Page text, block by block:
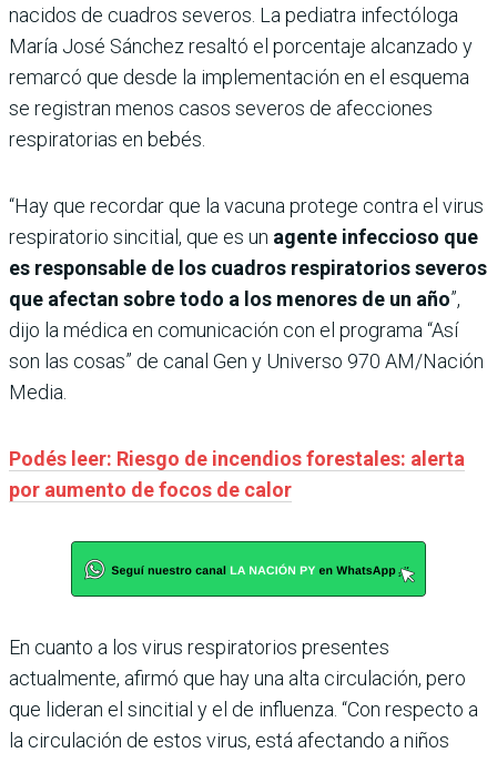
nacidos de cuadros severos. La pediatra infectóloga
María José Sánchez resaltó el porcentaje alcanzado y
remarcó que desde la implementación en el esquema
se registran menos casos severos de afecciones
respiratorias en bebés.
“Hay que recordar que la vacuna protege contra el virus
respiratorio sincitial, que es un agente infeccioso que
es responsable de los cuadros respiratorios severos
que afectan sobre todo a los menores de un año”,
dijo la médica en comunicación con el programa “Así
son las cosas” de canal Gen y Universo 970 AM/Nación
Media.
Podés leer: Riesgo de incendios forestales: alerta
por aumento de focos de calor
En cuanto a los virus respiratorios presentes
actualmente, afirmó que hay una alta circulación, pero
que lideran el sincitial y el de influenza. “Con respecto a
la circulación de estos virus, está afectando a niños